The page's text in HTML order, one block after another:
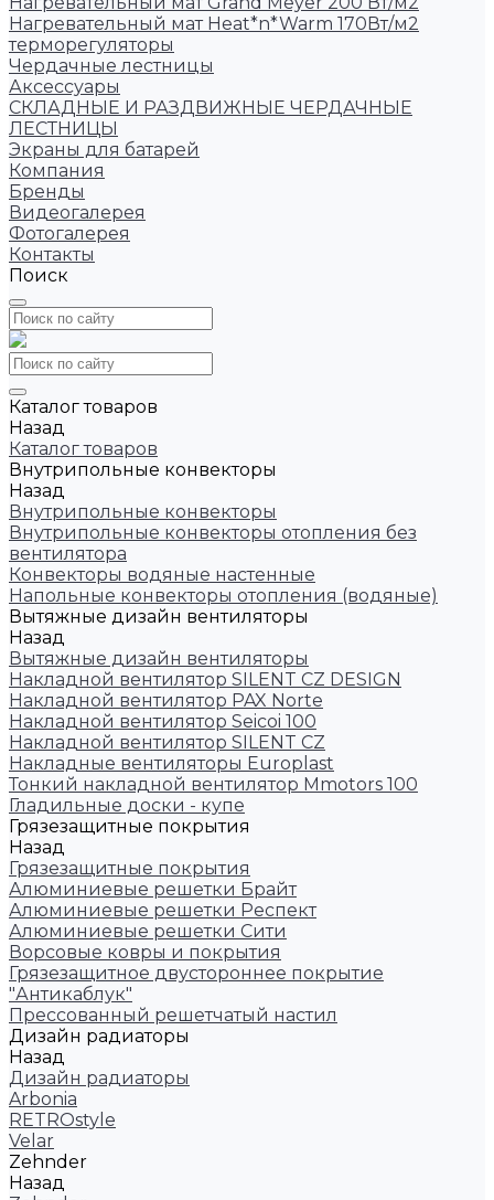
Нагревательный мат Heat*n*Warm 170Вт/м2
терморегуляторы
Чердачные лестницы
Аксессуары
СКЛАДНЫЕ И РАЗДВИЖНЫЕ ЧЕРДАЧНЫЕ
ЛЕСТНИЦЫ
Экраны для батарей
Компания
Бренды
Видеогалерея
Фотогалерея
Контакты
Поиск
Каталог товаров
Назад
Каталог товаров
Внутрипольные конвекторы
Назад
Внутрипольные конвекторы
Внутрипольные конвекторы отопления без
вентилятора
Конвекторы водяные настенные
Напольные конвекторы отопления (водяные)
Вытяжные дизайн вентиляторы
Назад
Вытяжные дизайн вентиляторы
Накладной вентилятор SILENT CZ DESIGN
Накладной вентилятор PAX Norte
Накладной вентилятор Seicoi 100
Накладной вентилятор SILENT CZ
Накладные вентиляторы Europlast
Тонкий накладной вентилятор Mmotors 100
Гладильные доски - купе
Грязезащитные покрытия
Назад
Грязезащитные покрытия
Алюминиевые решетки Брайт
Алюминиевые решетки Респект
Алюминиевые решетки Сити
Ворсовые ковры и покрытия
Грязезащитное двустороннее покрытие
"Антикаблук"
Прессованный решетчатый настил
Дизайн радиаторы
Назад
Дизайн радиаторы
Arbonia
RETROstyle
Velar
Zehnder
Назад